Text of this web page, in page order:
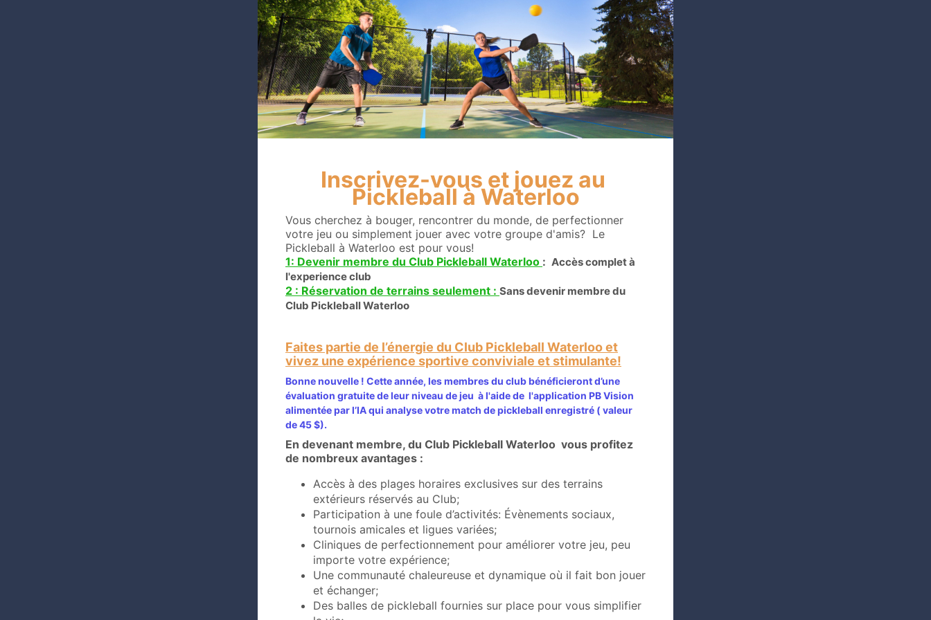
Inscrivez-vous et jouez au
Pickleball à Waterloo
Vous cherchez à bouger, rencontrer du monde, de perfectionner
votre jeu ou simplement jouer avec votre groupe d'amis? Le
Pickleball à Waterloo est pour vous!
1: Devenir membre du Club Pickleball Waterloo : Accès complet à
l'experience club
2 : Réservation de terrains seulement : Sans devenir membre du
Club Pickleball Waterloo
Faites partie de l’énergie du Club Pickleball Waterloo et
vivez une expérience sportive conviviale et stimulante!
Bonne nouvelle ! Cette année, les membres du club bénéficieront d’une
évaluation gratuite de leur niveau de jeu à l'aide de l'application PB Vision
alimentée par l’IA qui analyse votre match de pickleball enregistré ( valeur
de 45 $).
En devenant membre, du Club Pickleball Waterloo vous profitez
de nombreux avantages :
Accès à des plages horaires exclusives sur des terrains
extérieurs réservés au Club;
Participation à une foule d’activités: Évènements sociaux,
tournois amicales et ligues variées;
Cliniques de perfectionnement pour améliorer votre jeu, peu
importe votre expérience;
Une communauté chaleureuse et dynamique où il fait bon jouer
et échanger;
Des balles de pickleball fournies sur place pour vous simplifier